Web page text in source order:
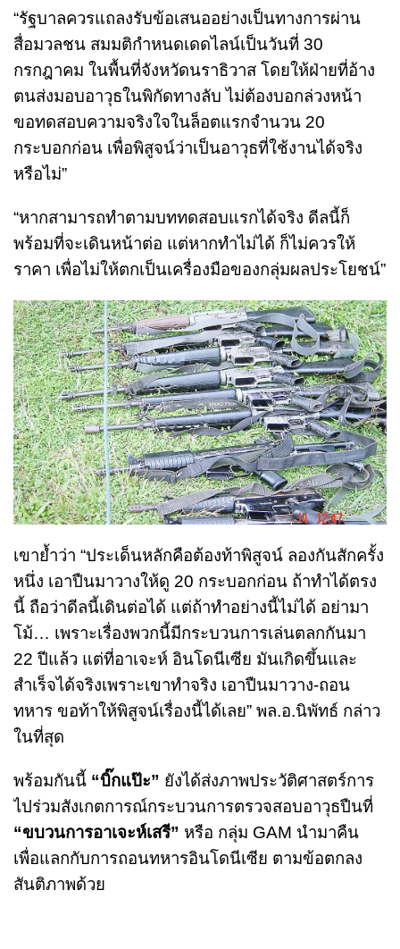
“รัฐบาลควรแถลงรับข้อเสนออย่างเป็นทางการผ่าน
สื่อมวลชน สมมติกำหนดเดดไลน์เป็นวันที่ 30
กรกฎาคม ในพื้นที่จังหวัดนราธิวาส โดยให้ฝ่ายที่อ้าง
ตนส่งมอบอาวุธในพิกัดทางลับ ไม่ต้องบอกล่วงหน้า
ขอทดสอบความจริงใจในล็อตแรกจำนวน 20
กระบอกก่อน เพื่อพิสูจน์ว่าเป็นอาวุธที่ใช้งานได้จริง
หรือไม่”
“หากสามารถทำตามบททดสอบแรกได้จริง ดีลนี้ก็
พร้อมที่จะเดินหน้าต่อ แต่หากทำไม่ได้ ก็ไม่ควรให้
ราคา เพื่อไม่ให้ตกเป็นเครื่องมือของกลุ่มผลประโยชน์”
เขาย้ำว่า “ประเด็นหลักคือต้องท้าพิสูจน์ ลองกันสักครั้ง
หนึ่ง เอาปืนมาวางให้ดู 20 กระบอกก่อน ถ้าทำได้ตรง
นี้ ถือว่าดีลนี้เดินต่อได้ แต่ถ้าทำอย่างนี้ไม่ได้ อย่ามา
โม้… เพราะเรื่องพวกนี้มีกระบวนการเล่นตลกกันมา
22 ปีแล้ว แต่ที่อาเจะห์ อินโดนีเซีย มันเกิดขึ้นและ
สำเร็จได้จริงเพราะเขาทำจริง เอาปืนมาวาง-ถอน
ทหาร ขอท้าให้พิสูจน์เรื่องนี้ได้เลย” พล.อ.นิพัทธ์ กล่าว
ในที่สุด
พร้อมกันนี้ “บิ๊กแป๊ะ” ยังได้ส่งภาพประวัติศาสตร์การ
ไปร่วมสังเกตการณ์กระบวนการตรวจสอบอาวุธปืนที่
“ขบวนการอาเจะห์เสรี” หรือ กลุ่ม GAM นำมาคืน
เพื่อแลกกับการถอนทหารอินโดนีเซีย ตามข้อตกลง
สันติภาพด้วย